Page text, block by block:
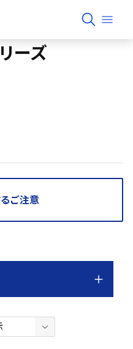
ーズ
ご注意